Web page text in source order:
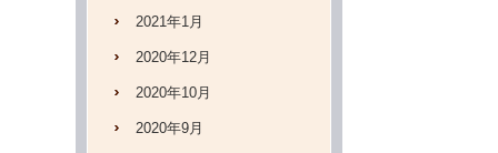
2021年1月
2020年12月
2020年10月
2020年9月